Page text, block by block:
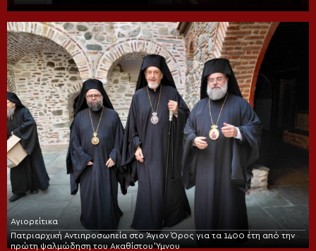
Αγιορείτικα
Πατριαρχική Αντιπροσωπεία στο Άγιον Όρος για τα 1400 έτη από την
πρώτη ψαλμώδηση του Ακαθίστου Ύμνου